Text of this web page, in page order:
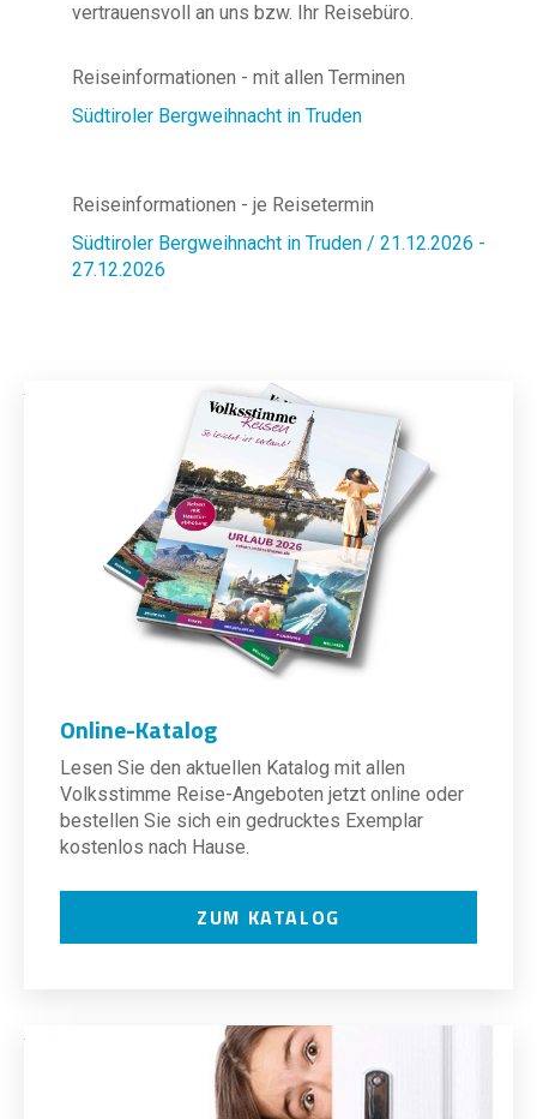
vertrauensvoll an uns bzw. Ihr Reisebüro.
Reiseinformationen - mit allen Terminen
Südtiroler Bergweihnacht in Truden
Reiseinformationen - je Reisetermin
Südtiroler Bergweihnacht in Truden / 21.12.2026 -
27.12.2026
Online-Katalog
Lesen Sie den aktuellen Katalog mit allen
Volksstimme Reise-Angeboten jetzt online oder
bestellen Sie sich ein gedrucktes Exemplar
kostenlos nach Hause.
ZUM KATALOG